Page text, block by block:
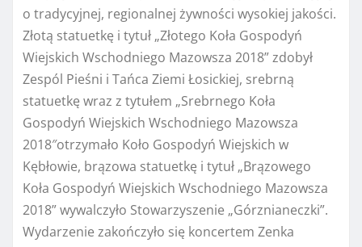
o tradycyjnej, regionalnej żywności wysokiej jakości.
Złotą statuetkę i tytuł „Złotego Koła Gospodyń
Wiejskich Wschodniego Mazowsza 2018” zdobył
Zespól Pieśni i Tańca Ziemi Łosickiej, srebrną
statuetkę wraz z tytułem „Srebrnego Koła
Gospodyń Wiejskich Wschodniego Mazowsza
2018″otrzymało Koło Gospodyń Wiejskich w
Kębłowie, brązowa statuetkę i tytuł „Brązowego
Koła Gospodyń Wiejskich Wschodniego Mazowsza
2018” wywalczyło Stowarzyszenie „Górznianeczki”.
Wydarzenie zakończyło się koncertem Zenka